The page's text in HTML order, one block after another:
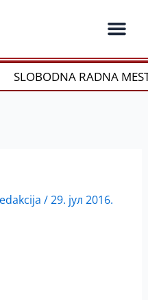
SLOBODNA RADNA MESTA
/29. јул 2016.